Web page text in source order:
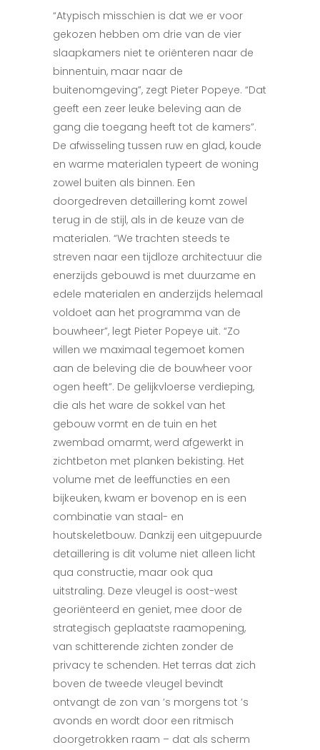
“Atypisch misschien is dat we er voor
gekozen hebben om drie van de vier
slaapkamers niet te oriënteren naar de
binnentuin, maar naar de
buitenomgeving”, zegt Pieter Popeye. “Dat
geeft een zeer leuke beleving aan de
gang die toegang heeft tot de kamers”.
De afwisseling tussen ruw en glad, koude
en warme materialen typeert de woning
zowel buiten als binnen. Een
doorgedreven detaillering komt zowel
terug in de stijl, als in de keuze van de
materialen. “We trachten steeds te
streven naar een tijdloze architectuur die
enerzijds gebouwd is met duurzame en
edele materialen en anderzijds helemaal
voldoet aan het programma van de
bouwheer”, legt Pieter Popeye uit. “Zo
willen we maximaal tegemoet komen
aan de beleving die de bouwheer voor
ogen heeft”. De gelijkvloerse verdieping,
die als het ware de sokkel van het
gebouw vormt en de tuin en het
zwembad omarmt, werd afgewerkt in
zichtbeton met planken bekisting. Het
volume met de leeffuncties en een
bijkeuken, kwam er bovenop en is een
combinatie van staal- en
houtskeletbouw. Dankzij een uitgepuurde
detaillering is dit volume niet alleen licht
qua constructie, maar ook qua
uitstraling. Deze vleugel is oost-west
georiënteerd en geniet, mee door de
strategisch geplaatste raamopening,
van schitterende zichten zonder de
privacy te schenden. Het terras dat zich
boven de tweede vleugel bevindt
ontvangt de zon van ’s morgens tot ’s
avonds en wordt door een ritmisch
doorgetrokken raam – dat als scherm